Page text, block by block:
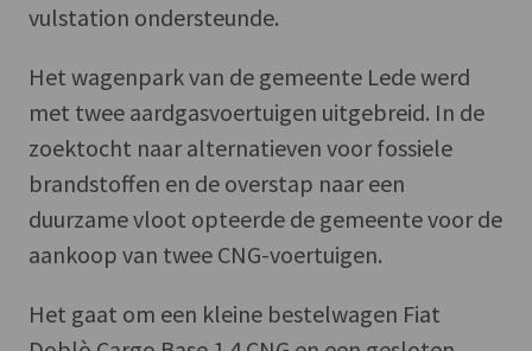
vulstation ondersteunde.
Het wagenpark van de gemeente Lede werd
met twee aardgasvoertuigen uitgebreid. In de
zoektocht naar alternatieven voor fossiele
brandstoffen en de overstap naar een
duurzame vloot opteerde de gemeente voor de
aankoop van twee CNG-voertuigen.
Het gaat om een kleine bestelwagen Fiat